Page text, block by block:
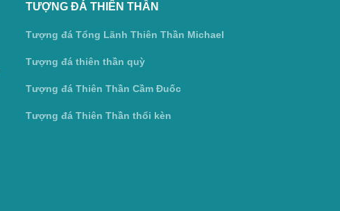
TƯỢNG ĐÁ THIÊN THẦN
Tượng đá Tổng Lãnh Thiên Thần Michael
Tượng đá thiên thần quỳ
Tượng đá Thiên Thần Cầm Đuốc
Tượng đá Thiên Thần thổi kèn